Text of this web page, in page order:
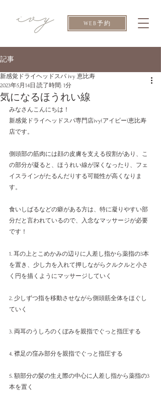
WEB予約
記事
気になるほうれい線
新感覚ドライヘッドスパ ivy 恵比寿
2023年5月14日 読了時間: 1分
みなさんこんにちは！
新感覚ドライヘッドスパ専門店ivy(アイビー)恵比寿
店です。
側頭部の筋肉には顔の皮膚を支える役割があり、こ
の部分が凝ると、ほうれい線が深くなったり、フェ
イスラインがたるんだりする可能性が高くなりま
す。
食いしばるなどの癖がある方は、特に凝りやすい部
分だと言われているので、入念なマッサージが必要
です！
1. 耳の上とこめかみの辺りに人差し指から薬指の3本
を置き、少し力を入れて押しながらクルクルと小さ
く円を描くようにマッサージしていく
2. 少しずつ指を移動させながら側頭筋全体をほぐし
ていく
3. 両耳のうしろのくぼみを親指でぐっと指圧する
4. 襟足の窪み部分を親指でぐっと指圧する
5. 額部分の髪の生え際の中心に人差し指から薬指の3
本を置く